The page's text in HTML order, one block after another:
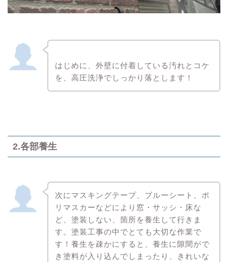
はじめに、外壁に付着している汚れとコケ
を、高圧洗浄でしっかり落とします！
2.各部養生
次にマスキングテープ、ブルーシート、ポ
リマスカーなどにより窓・サッシ・床な
ど、塗装しない、箇所を養生して行きま
す。塗装工事の中でとても大切な作業で
す！養生を疎かにすると、養生に隙間がで
き塗料が入り込んでしまったり、きれいな